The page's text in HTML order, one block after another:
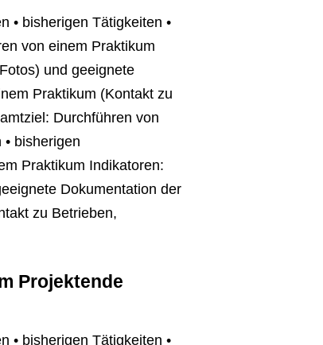
• bisherigen Tätigkeiten •
von einem Praktikum
und geeignete
Praktikum (Kontakt zu
Durchführen von
bisherigen
Praktikum Indikatoren:
Dokumentation der
zu Betrieben,
Projektende
• bisherigen Tätigkeiten •